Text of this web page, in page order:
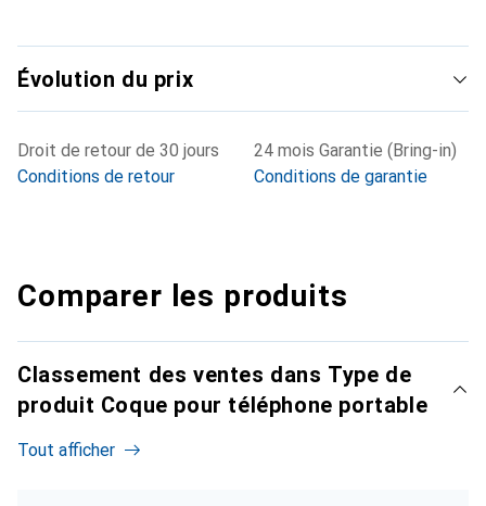
Évolution du prix
Droit de retour de 30 jours
Conditions de retour
24 mois Garantie (Bring-in)
Conditions de garantie
Comparer les produits
Classement des ventes dans Type de
produit Coque pour téléphone portable
Tout afficher